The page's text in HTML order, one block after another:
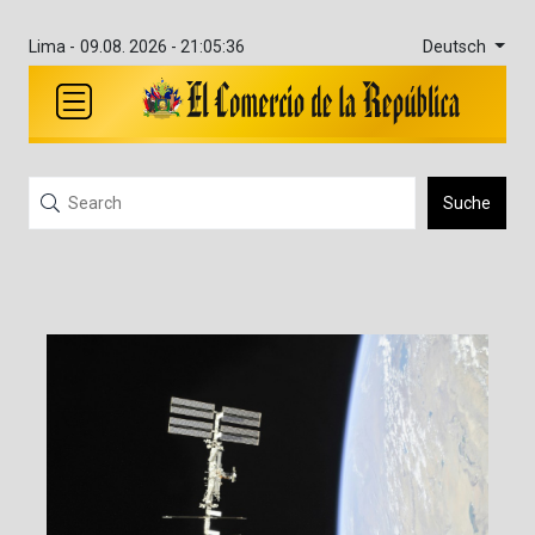
Lima - 09.08. 2026 - 21:05:36 Deutsch
Suche